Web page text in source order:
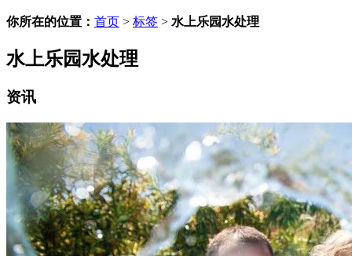
你所在的位置： 首页 > 标签 > 水上乐园水处理
水上乐园水处理
资讯